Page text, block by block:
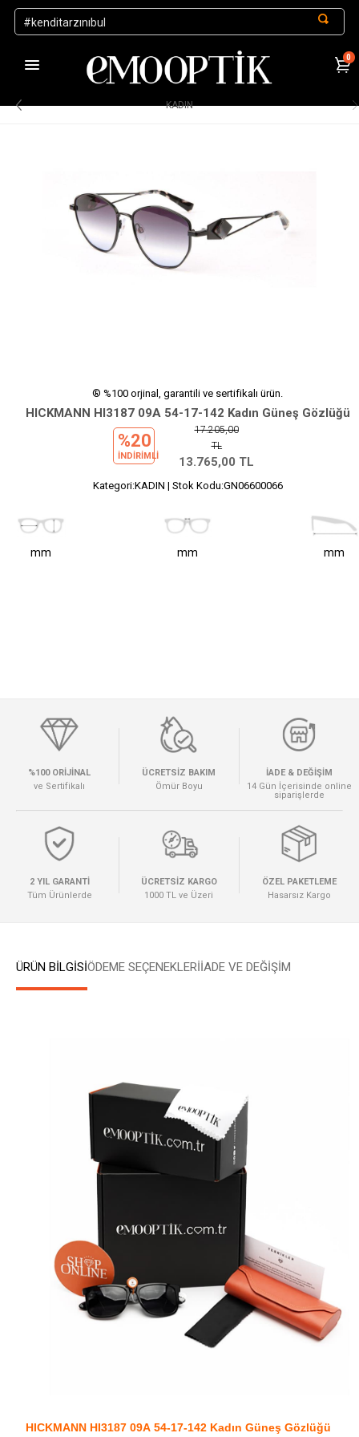
1000 TL ve Üzeri Alışverişlerde Kargo Ücretsiz
0
KADIN
® %100 orjinal, garantili ve sertifikalı ürün.
HICKMANN HI3187 09A 54-17-142 Kadın Güneş Gözlüğü
%20
INDIRIMLI
17.205,00
TL
13.765,00 TL
Kategori:KADIN | Stok Kodu:GN06600066
mm mm mm
%100 ORİJİNAL
ve Sertifikalı
ÜCRETSİZ BAKIM
Ömür Boyu
İADE & DEĞİŞİM
14 Gün İçerisinde online
siparişlerde
2 YIL GARANTİ
Tüm Ürünlerde
ÜCRETSİZ KARGO
1000 TL ve Üzeri
ÖZEL PAKETLEME
Hasarsız Kargo
ÜRÜN BİLGİSİÖDEME SEÇENEKLERIİADE VE DEĞİŞİM
HICKMANN HI3187 09A 54-17-142 Kadın Güneş Gözlüğü